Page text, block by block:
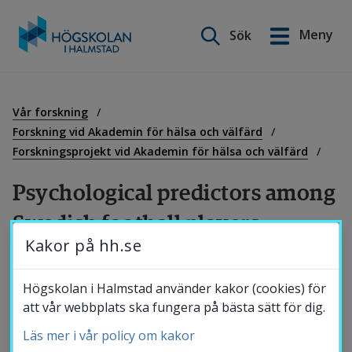
innehåll
Sök
Meny
Vår forskning
Forskning vid Akademin för hälsa och välfärd
Forskningsprojekt vid Akademin för hälsa och välfärd
Psychological predictors among
Swedish football players
Syftet med projektet var att undersöka vilka
psykologiska faktorer som kan öka risken för
idrottsskada bland svenska samt
amerikanska ungdoms­fotbolls­spelare.
English
Utbildning
Forskning
Samverkan
Om Högskolan
Kakor på hh.se
Högskolan i Halmstad använder kakor (cookies) för
att vår webbplats ska fungera på bästa sätt för dig.
Läs mer i vår policy om kakor